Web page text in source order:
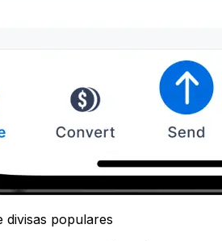
divisas populares